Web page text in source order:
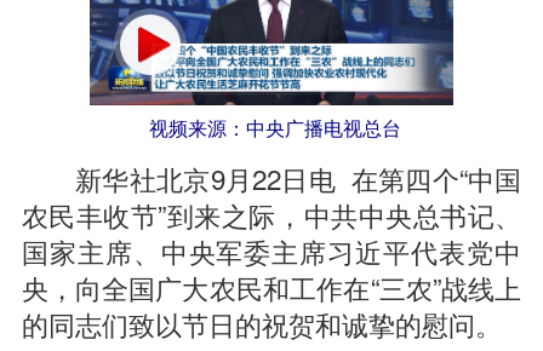
视频来源：中央广播电视总台
新华社北京9月22日电 在第四个“中国
农民丰收节”到来之际，中共中央总书记、
国家主席、中央军委主席习近平代表党中
央，向全国广大农民和工作在“三农”战线上
的同志们致以节日的祝贺和诚挚的慰问。